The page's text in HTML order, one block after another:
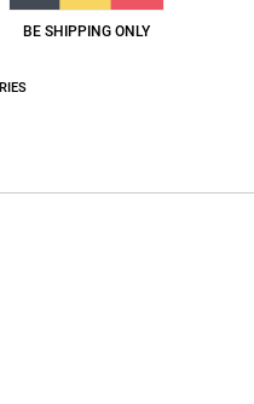
BE SHIPPING ONLY